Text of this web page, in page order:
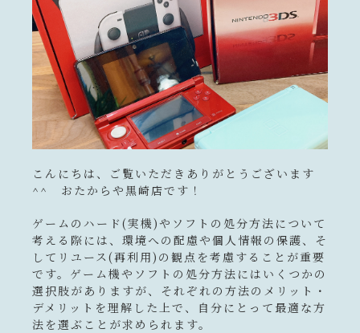
コンテンツ一覧
お問い合わせフォーム
こんにちは、ご覧いただきありがとうございます
^^ おたからや黒崎店です！
ゲームのハード(実機)やソフトの処分方法について
考える際には、環境への配慮や個人情報の保護、そ
してリユース(再利用)の観点を考慮することが重要
です。ゲーム機やソフトの処分方法にはいくつかの
選択肢がありますが、それぞれの方法のメリット・
デメリットを理解した上で、自分にとって最適な方
法を選ぶことが求められます。